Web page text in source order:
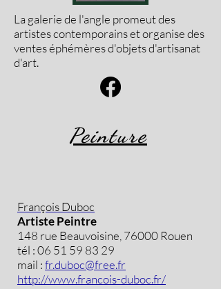
La galerie de l'angle promeut des
artistes contemporains et organise des
ventes éphémères d'objets d'artisanat
d'art.
Peinture
François Duboc
Artiste Peintre
148 rue Beauvoisine, 76000 Rouen
tél :06 51 59 83 29
mail :fr.duboc@free.fr
http://www.francois-duboc.fr/